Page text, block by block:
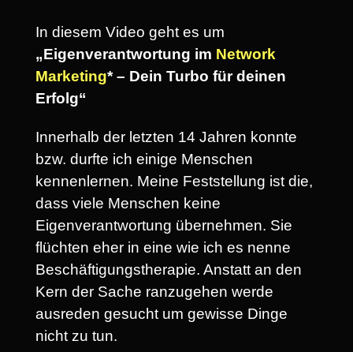
In diesem Video geht es um
„Eigenverantwortung im Network
Marketing* – Dein Turbo für deinen
Erfolg“
Innerhalb der letzten 14 Jahren konnte
bzw. durfte ich einige Menschen
kennenlernen. Meine Feststellung ist die,
dass viele Menschen keine
Eigenverantwortung übernehmen. Sie
flüchten eher in eine wie ich es nenne
Beschäftigungstherapie. Anstatt an den
Kern der Sache ranzugehen werde
ausreden gesucht um gewisse Dinge
nicht zu tun.